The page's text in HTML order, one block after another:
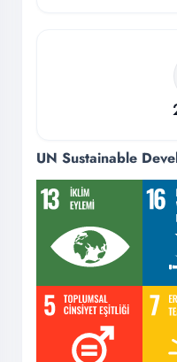
UN Sustainable